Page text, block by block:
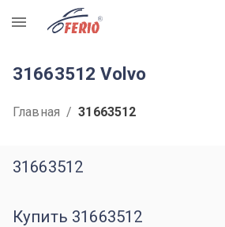
R
31663512 Volvo
Главная / 31663512
31663512
Купить 31663512